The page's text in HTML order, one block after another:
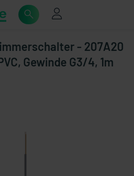
- 207A20
Gewinde G3/4, 1m